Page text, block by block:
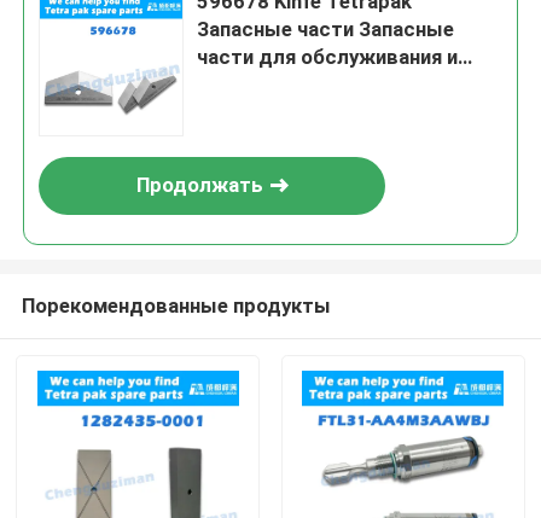
Запасные части Запасные
части для обслуживания и
Продолжать
Порекомендованные продукты